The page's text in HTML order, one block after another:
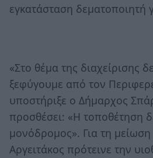
εγκατάσταση δεματοποιητή
«Στο θέμα της διαχείρισης
ξεφύγουμε από τον
υποστήριξε ο Δήμαρχος
προσθέσει: «Η τοποθέτηση
μονόδρομος». Για τη
Αργειτάκος πρότεινε την